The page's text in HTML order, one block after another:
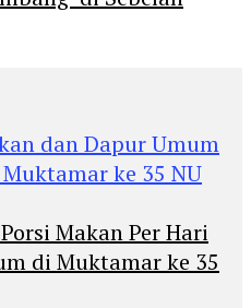
Makan Per Hari
di Muktamar ke 35